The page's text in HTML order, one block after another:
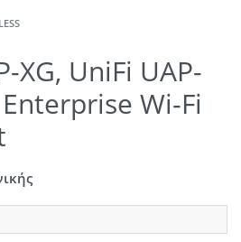
XG, UniFi UAP-
Wi-Fi